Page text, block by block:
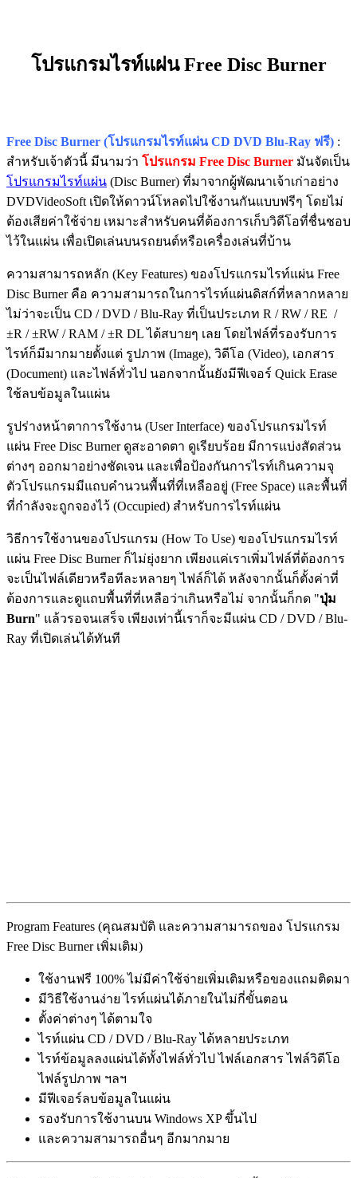
โปรแกรมไรท์แผ่น Free Disc Burner
Free Disc Burner (โปรแกรมไรท์แผ่น CD DVD Blu-Ray ฟรี) :
สำหรับเจ้าตัวนี้ มีนามว่า โปรแกรม Free Disc Burner มันจัดเป็น
โปรแกรมไรท์แผ่น (Disc Burner) ที่มาจากผู้พัฒนาเจ้าเก่าอย่าง
DVDVideoSoft เปิดให้ดาวน์โหลดไปใช้งานกันแบบฟรีๆ โดยไม่
ต้องเสียค่าใช้จ่าย เหมาะสำหรับคนที่ต้องการเก็บวิดีโอที่ชื่นชอบ
ไว้ในแผ่น เพื่อเปิดเล่นบนรถยนต์หรือเครื่องเล่นที่บ้าน
ความสามารถหลัก (Key Features) ของโปรแกรมไรท์แผ่น Free
Disc Burner คือ ความสามารถในการไรท์แผ่นดิสก์ที่หลากหลาย
ไม่ว่าจะเป็น CD / DVD / Blu-Ray ที่เป็นประเภท R / RW / RE /
±R / ±RW / RAM / ±R DL ได้สบายๆ เลย โดยไฟล์ที่รองรับการ
ไรท์ก็มีมากมายตั้งแต่ รูปภาพ (Image), วิดีโอ (Video), เอกสาร
(Document) และไฟล์ทั่วไป นอกจากนั้นยังมีฟีเจอร์ Quick Erase
ใช้ลบข้อมูลในแผ่น
รูปร่างหน้าตาการใช้งาน (User Interface) ของโปรแกรมไรท์
แผ่น Free Disc Burner ดูสะอาดตา ดูเรียบร้อย มีการแบ่งสัดส่วน
ต่างๆ ออกมาอย่างชัดเจน และเพื่อป้องกันการไรท์เกินความจุ
ตัวโปรแกรมมีแถบคำนวนพื้นที่ที่เหลืออยู่ (Free Space) และพื้นที่
ที่กำลังจะถูกจองไว้ (Occupied) สำหรับการไรท์แผ่น
วิธีการใช้งานของโปรแกรม (How To Use) ของโปรแกรมไรท์
แผ่น Free Disc Burner ก็ไม่ยุ่งยาก เพียงแค่เราเพิ่มไฟล์ที่ต้องการ
จะเป็นไฟล์เดียวหรือทีละหลายๆ ไฟล์ก็ได้ หลังจากนั้นก็ตั้งค่าที่
ต้องการและดูแถบพื้นที่ที่เหลือว่าเกินหรือไม่ จากนั้นก็กด "ปุ่ม
Burn" แล้วรอจนเสร็จ เพียงเท่านี้เราก็จะมีแผ่น CD / DVD / Blu-
Ray ที่เปิดเล่นได้ทันที
Program Features (คุณสมบัติ และความสามารถของ โปรแกรม
Free Disc Burner เพิ่มเติม)
ใช้งานฟรี 100% ไม่มีค่าใช้จ่ายเพิ่มเติมหรือของแถมติดมา
มีวิธีใช้งานง่าย ไรท์แผ่นได้ภายในไม่กี่ขั้นตอน
ตั้งค่าต่างๆ ได้ตามใจ
ไรท์แผ่น CD / DVD / Blu-Ray ได้หลายประเภท
ไรท์ข้อมูลลงแผ่นได้ทั้งไฟล์ทั่วไป ไฟล์เอกสาร ไฟล์วิดีโอ
ไฟล์รูปภาพ ฯลฯ
มีฟีเจอร์ลบข้อมูลในแผ่น
รองรับการใช้งานบน Windows XP ขึ้นไป
และความสามารถอื่นๆ อีกมากมาย